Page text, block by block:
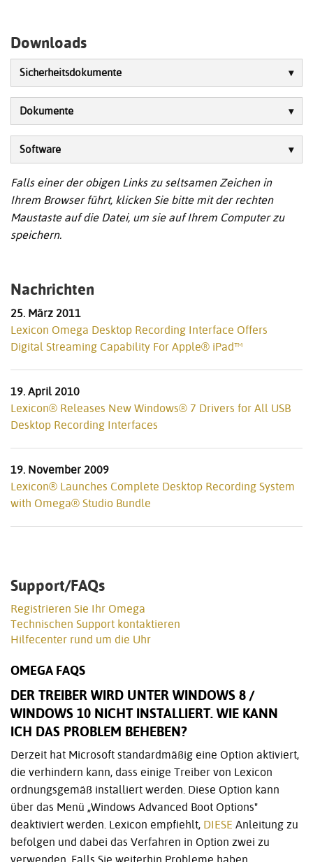
Downloads
Sicherheitsdokumente
Dokumente
Software
Falls einer der obigen Links zu seltsamen Zeichen in
Ihrem Browser führt, klicken Sie bitte mit der rechten
Maustaste auf die Datei, um sie auf Ihrem Computer zu
speichern.
Nachrichten
25. März 2011
Lexicon Omega Desktop Recording Interface Offers
Digital Streaming Capability For Apple® iPad™
19. April 2010
Lexicon® Releases New Windows® 7 Drivers for All USB
Desktop Recording Interfaces
19. November 2009
Lexicon® Launches Complete Desktop Recording System
with Omega® Studio Bundle
Support/FAQs
Registrieren Sie Ihr Omega
Technischen Support kontaktieren
Hilfecenter rund um die Uhr
OMEGA FAQS
DER TREIBER WIRD UNTER WINDOWS 8 /
WINDOWS 10 NICHT INSTALLIERT. WIE KANN
ICH DAS PROBLEM BEHEBEN?
Derzeit hat Microsoft standardmäßig eine Option aktiviert,
die verhindern kann, dass einige Treiber von Lexicon
ordnungsgemäß installiert werden. Diese Option kann
über das Menü „Windows Advanced Boot Options"
deaktiviert werden. Lexicon empfiehlt, DIESE Anleitung zu
befolgen und dabei das Verfahren in Option zwei zu